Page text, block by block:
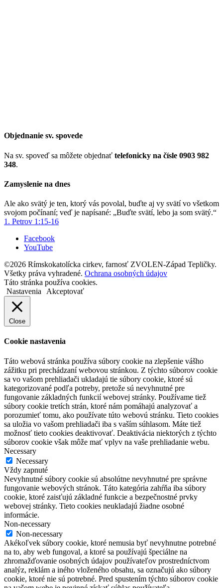
Objednanie sv. spovede
Na sv. spoveď sa môžete objednať telefonicky na čísle 0903 982
348.
Zamyslenie na dnes
Ale ako svätý je ten, ktorý vás povolal, buďte aj vy svätí vo všetkom
svojom počínaní; veď je napísané: „Buďte svätí, lebo ja som svätý.“
1. Petrov 1:15-16
Facebook
YouTube
©2026 Rímskokatolícka cirkev, farnosť ZVOLEN-Západ Tepličky.
Všetky práva vyhradené. Ochrana osobných údajov
Táto stránka používa cookies.
Nastavenia
Akceptovať
Close
Cookie nastavenia
Táto webová stránka používa súbory cookie na zlepšenie vášho
zážitku pri prechádzaní webovou stránkou. Z týchto súborov cookie
sa vo vašom prehliadači ukladajú tie súbory cookie, ktoré sú
kategorizované podľa potreby, pretože sú nevyhnutné pre
fungovanie základných funkcií webovej stránky. Používame tiež
súbory cookie tretích strán, ktoré nám pomáhajú analyzovať a
porozumieť tomu, ako používate túto webovú stránku. Tieto cookies
sa uložia vo vašom prehliadači iba s vaším súhlasom. Máte tiež
možnosť tieto cookies deaktivovať. Deaktivácia niektorých z týchto
súborov cookie však môže mať vplyv na vaše prehliadanie webu.
Necessary
Necessary
Vždy zapnuté
Nevyhnutné súbory cookie sú absolútne nevyhnutné pre správne
fungovanie webových stránok. Táto kategória zahŕňa iba súbory
cookie, ktoré zaisťujú základné funkcie a bezpečnostné prvky
webovej stránky. Tieto cookies neukladajú žiadne osobné
informácie.
Non-necessary
Non-necessary
Akékoľvek súbory cookie, ktoré nemusia byť nevyhnutne potrebné
na to, aby web fungoval, a ktoré sa používajú špeciálne na
zhromažďovanie osobných údajov používateľov prostredníctvom
analýz, reklám a iného vloženého obsahu, sa označujú ako súbory
cookie, ktoré nie sú potrebné. Pred spustením týchto súborov cookie